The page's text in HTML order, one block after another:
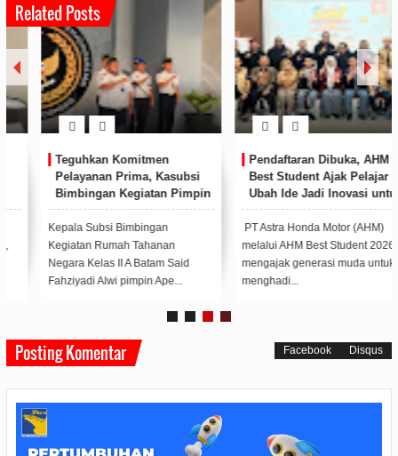
Related Posts
Pendaftaran Dibuka, AHM
Best Student Ajak Pelajar
Ubah Ide Jadi Inovasi untuk
Negeri
PT Astra Honda Motor (AHM)
melalui AHM Best Student 2026
mengajak generasi muda untuk
menghadi...
Li Claudia Dorong Sinergi
Perlindungan Pekerja
Migran dan Pencegahan
TPPO di Batam
Li Claudia meresmikan Balai
Latihan Kerja dan Pusat Informasi
Pekerja Migran yang digelar
Posting Komentar Facebook Disqus